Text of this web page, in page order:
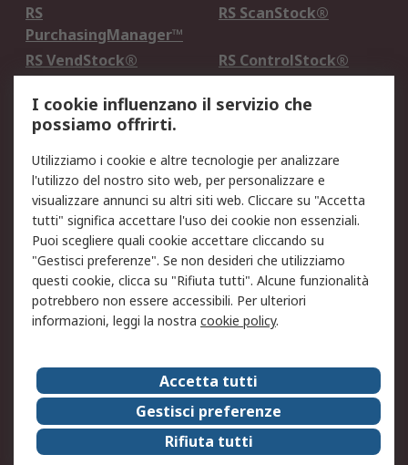
RS
PurchasingManager™
RS ScanStock®
RS VendStock®
RS ControlStock®
Legale
Informativa Cookie
Informativa Privacy -
Aggiornata
Email Security
Termini d'uso
Condizioni di vendita
Condizioni generali di
servizio
Etica e responsabilità
Chi Siamo
Chi Siamo
Contattaci
Supporto
ESG
Carriere
RS Group
Press Centre
Discovery: il Blog di RS
I cookie influenzano il servizio che
possiamo offrirti.
Utilizziamo i cookie e altre tecnologie per analizzare
l'utilizzo del nostro sito web, per personalizzare e
visualizzare annunci su altri siti web. Cliccare su "Accetta
tutti" significa accettare l'uso dei cookie non essenziali.
Puoi scegliere quali cookie accettare cliccando su
"Gestisci preferenze". Se non desideri che utilizziamo
questi cookie, clicca su "Rifiuta tutti". Alcune funzionalità
potrebbero non essere accessibili. Per ulteriori
informazioni, leggi la nostra cookie policy.
Accetta tutti
Gestisci preferenze
Rifiuta tutti